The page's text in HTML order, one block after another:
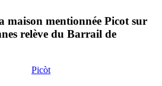
maison mentionnée Picot sur
relève du Barrail de
Picòt